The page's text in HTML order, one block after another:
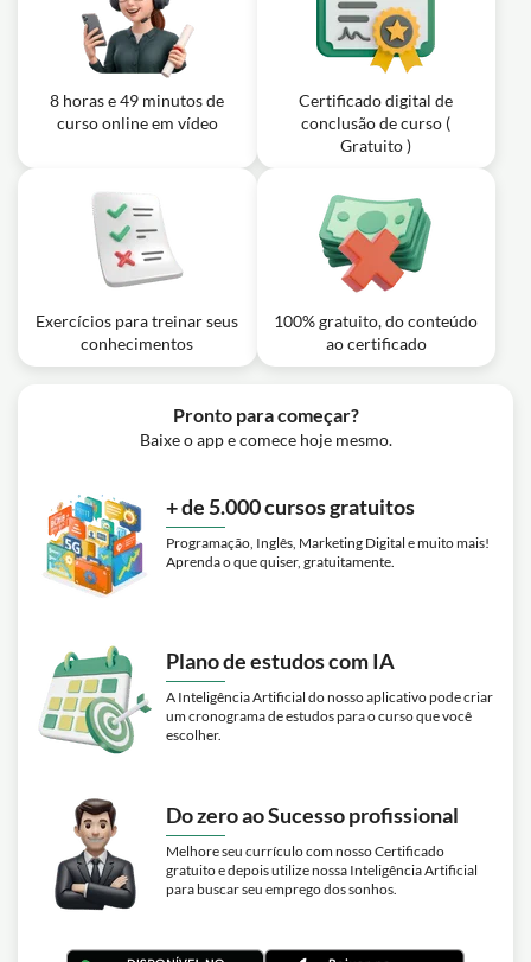
8 horas e 49 minutos de
curso online em vídeo
Certificado digital de
conclusão de curso (
Gratuito )
Exercícios para treinar seus
conhecimentos
100% gratuito, do conteúdo
ao certificado
Pronto para começar?
Baixe o app e comece hoje mesmo.
+ de 5.000 cursos gratuitos
Programação, Inglês, Marketing Digital e muito mais!
Aprenda o que quiser, gratuitamente.
Plano de estudos com IA
A Inteligência Artificial do nosso aplicativo pode criar
um cronograma de estudos para o curso que você
escolher.
Do zero ao Sucesso profissional
Melhore seu currículo com nosso Certificado
gratuito e depois utilize nossa Inteligência Artificial
para buscar seu emprego dos sonhos.